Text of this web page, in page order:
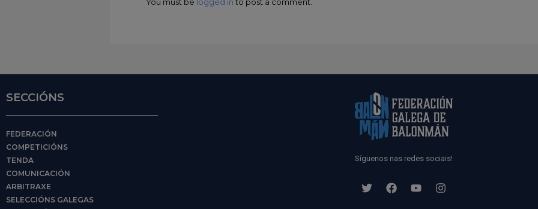
SECCIÓNS
FEDERACIÓN
COMPETICIÓNS
TENDA
COMUNICACIÓN
ARBITRAXE
SELECCIÓNS GALEGAS
Síguenos nas redes sociais!